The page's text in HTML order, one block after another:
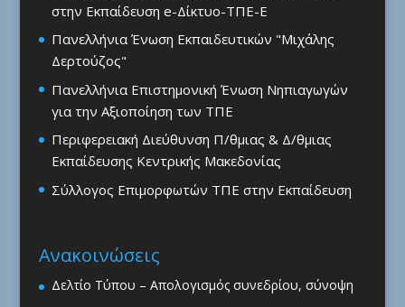
στην Εκπαίδευση e-Δίκτυο-ΤΠΕ-Ε
Πανελλήνια Ένωση Εκπαιδευτικών "Μιχάλης
Δερτούζος"
Πανελλήνια Επιστημονική Ένωση Νηπιαγωγών
για την Αξιοποίηση των ΤΠΕ
Περιφερειακή Διεύθυνση Π/θμιας & Δ/θμιας
Εκπαίδευσης Κεντρικής Μακεδονίας
Σύλλογος Επιμορφωτών ΤΠΕ στην Εκπαίδευση
Ανακοινώσεις
Δελτίο Τύπου – Απολογισμός συνεδρίου, σύνοψη